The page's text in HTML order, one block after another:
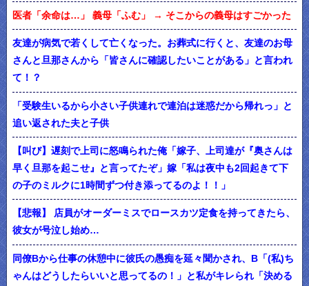
医者「余命は…」 義母「ふむ」 → そこからの義母はすごかった
友達が病気で若くして亡くなった。お葬式に行くと、友達のお母
さんと旦那さんから「皆さんに確認したいことがある」と言われ
て！？
「受験生いるから小さい子供連れで連泊は迷惑だから帰れっ」と
追い返された夫と子供
【叫び】遅刻で上司に怒鳴られた俺「嫁子、上司達が『奥さんは
早く旦那を起こせ』と言ってたぞ」嫁「私は夜中も2回起きて下
の子のミルクに1時間ずつ付き添ってるのよ！！」
【悲報】 店員がオーダーミスでロースカツ定食を持ってきたら、
彼女が号泣し始め…
同僚Bから仕事の休憩中に彼氏の愚痴を延々聞かされ、B「(私)ち
ゃんはどうしたらいいと思ってるの！」と私がキレられ「決める